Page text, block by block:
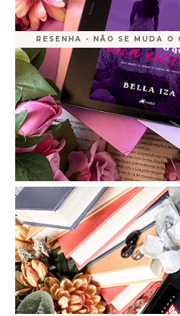
RESENHA - NÃO SE MUDA O